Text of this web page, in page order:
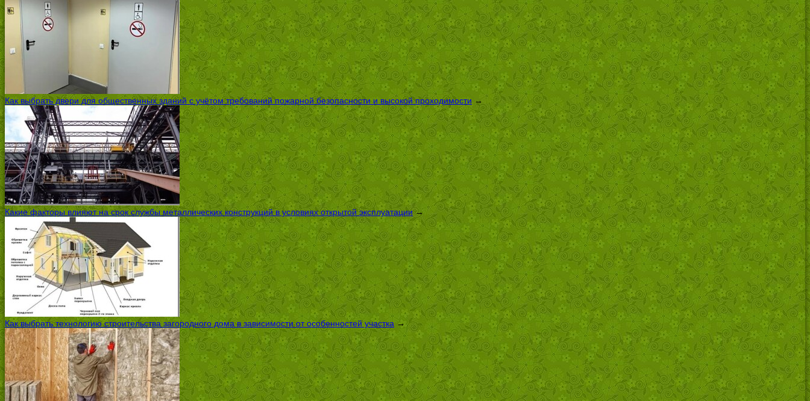
Как выбрать двери для общественных зданий с учётом требований пожарной безопасности и высокой проходимости →
Какие факторы влияют на срок службы металлических конструкций в условиях открытой эксплуатации→
Как выбрать технологию строительства загородного дома в зависимости от особенностей участка →